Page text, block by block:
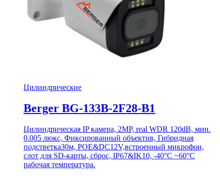
Цилиндрические
Berger BG-133B-2F28-B1
Цилиндрическая IP камера, 2MP, real WDR 120dB, мин.
0.005 люкс, Фиксированный объектив, Гибридная
подстветка30м, POE&DC12V,встроенный микрофон,
слот для SD-карты, сброс, IP67&IK10, -40°C ~60°C
рабочая температура.